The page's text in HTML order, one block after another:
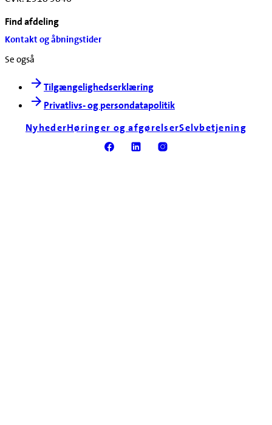
Find afdeling
Kontakt og åbningstider
Se også
Tilgængelighedserklæring
Privatlivs- og persondatapolitik
NyhederHøringer og afgørelserSelvbetjening